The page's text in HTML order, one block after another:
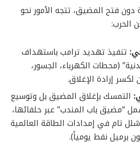
فتح المضيق، تتجه الأمور نحو
الحرب:
: تنفيذ تهديد ترامب باستهداف
(محطات الكهرباء، الجسور،
لكسر إرادة الإغلاق.
: التمسك بإغلاق المضيق بل وتوسيع
“مضيق باب المندب” عبر حلفائها،
تام في إمدادات الطاقة العالمية